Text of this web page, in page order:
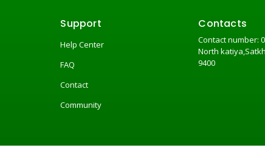
Support
Help Center
FAQ
Contact
Community
Contacts
Contact number:
North
9400